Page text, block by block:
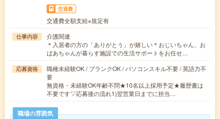
交通費
交通費全額支給※規定有
仕事内容
介護関連
＊入居者の方の「ありがとう」が嬉しい＊おじいちゃん、お
ばあちゃんが暮らす施設での生活サポートをお任せ…
応募資格
職種未経験OK / ブランクOK / パソコンスキル不要 / 英語力不
要
無資格・未経験OK年齢不問★10名以上採用予定★履歴書は
不要です▽応募後の流れ1)翌営業日までに担当…
職場の雰囲気